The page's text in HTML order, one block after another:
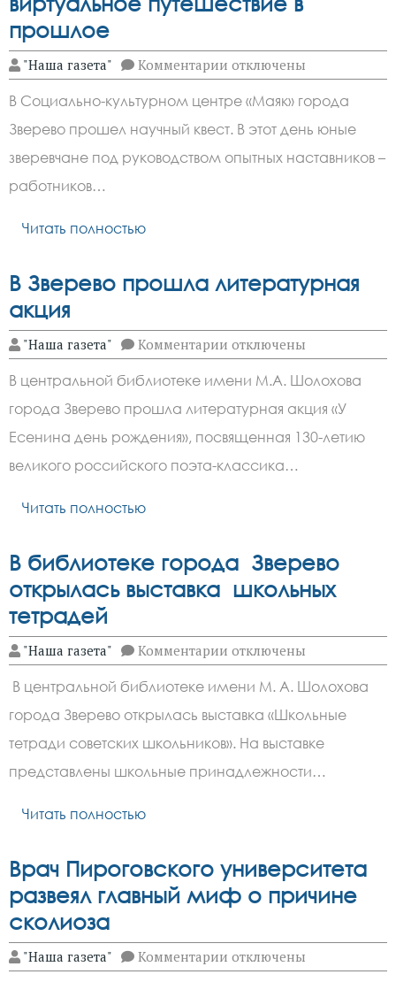
прошлое
"Наша газета" Комментарии к
записи
Юные
зверевчане
совершили
виртуальное
путешествие
в
отключены
В Социально-культурном центре «Маяк» города
Зверево прошел научный квест. В этот день юные
зверевчане под руководством опытных наставников –
работников…
Читать полностью
В Зверево прошла литературная
акция
"Наша газета" Комментарии к
записи
Зверево
прошла
литературная
акция
отключены
В центральной библиотеке имени М.А. Шолохова
города Зверево прошла литературная акция «У
Есенина день рождения», посвященная 130-летию
великого российского поэта-классика…
Читать полностью
В библиотеке города Зверево
открылась выставка школьных
тетрадей
"Наша газета" Комментарии к
записи
библиотеке
города
Зверево
открылась
выставка
школьных
тетрадей
отключены
В центральной библиотеке имени М. А. Шолохова
города Зверево открылась выставка «Школьные
тетради советских школьников». На выставке
представлены школьные принадлежности…
Читать полностью
Врач Пироговского университета
развеял главный миф о причине
сколиоза
"Наша газета" Комментарии к
записи
отключены